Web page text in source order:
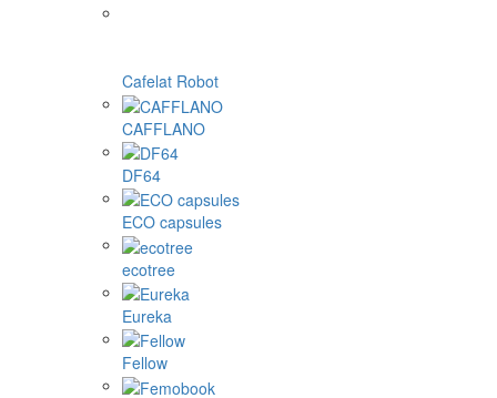
Cafelat Robot
CAFFLANO
DF64
ECO capsules
ecotree
Eureka
Fellow